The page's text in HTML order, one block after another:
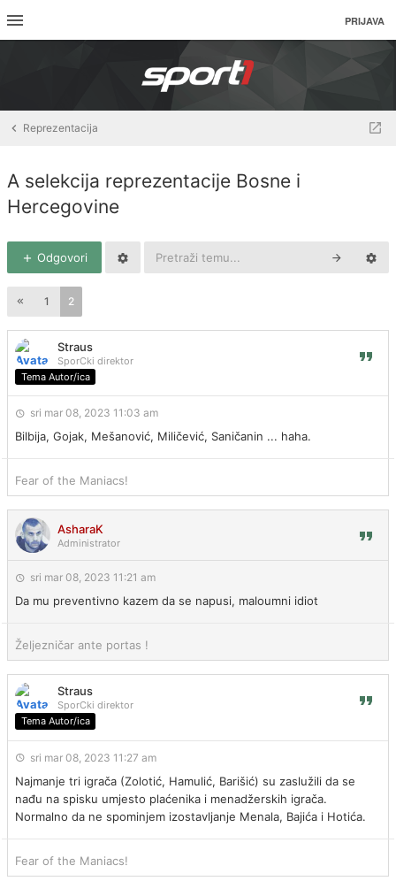
PRIJAVA
Reprezentacija
A selekcija reprezentacije Bosne i
Hercegovine
Odgovori
1 2
Straus
SporCki direktor
Tema Autor/ica
sri mar 08, 2023 11:03 am
Bilbija, Gojak, Mešanović, Miličević, Saničanin ... haha.
Fear of the Maniacs!
AsharaK
Administrator
sri mar 08, 2023 11:21 am
Da mu preventivno kazem da se napusi, maloumni idiot
Željezničar ante portas !
Straus
SporCki direktor
Tema Autor/ica
sri mar 08, 2023 11:27 am
Najmanje tri igrača (Zolotić, Hamulić, Barišić) su zaslužili da se
nađu na spisku umjesto plaćenika i menadžerskih igrača.
Normalno da ne spominjem izostavljanje Menala, Bajića i Hotića.
Fear of the Maniacs!